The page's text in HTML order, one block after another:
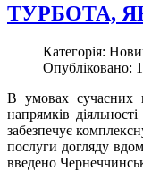
ТУРБОТА,
Категорія:
Опубліковано:
В умовах сучасних
напрямків
забезпечує
послуги догляду
введено